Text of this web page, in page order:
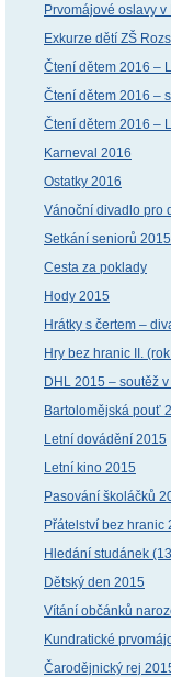
Prvomájové oslavy
Exkurze dětí ZŠ
Čtení dětem 2016 –
Čtení dětem 2016 –
Čtení dětem 2016 –
Karneval 2016
Ostatky 2016
Vánoční divadlo pro
Setkání seniorů 2015
Cesta za poklady
Hody 2015
Hrátky s čertem –
Hry bez hranic II.
DHL 2015 – soutěž
Bartolomějská pouť
Letní dovádění 2015
Letní kino 2015
Pasování školáčků
Přátelství bez hranic
Hledání studánek
Dětský den 2015
Vítání občánků
Kundratické
Čarodějnický rej